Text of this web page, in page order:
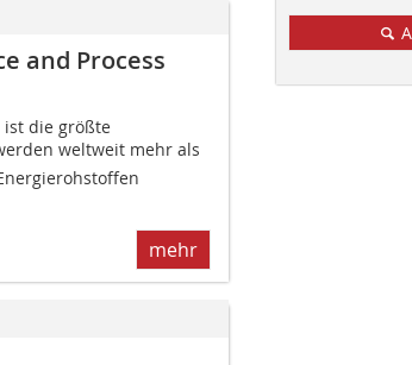
and Process
ist die größte
weltweit mehr als
mehr